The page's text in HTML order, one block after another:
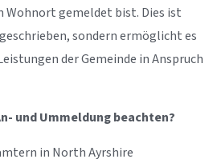
Wohnort gemeldet bist. Dies ist
sondern ermöglicht es
der Gemeinde in Anspruch
und Ummeldung beachten?
in North Ayrshire